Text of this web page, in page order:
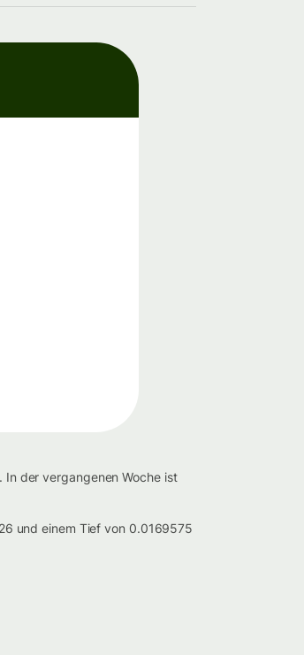
der vergangenen Woche ist
und einem Tief von 0.0169575